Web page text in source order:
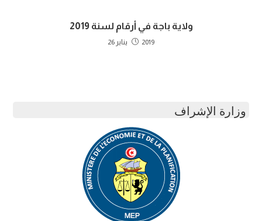
ولاية باجة في أرقام لسنة 2019
2019 يناير 26
وزارة الإشراف